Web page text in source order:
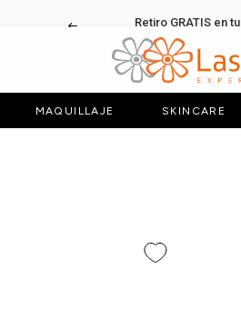
Retiro GRATIS en
MAQUILLAJE SKINCARE